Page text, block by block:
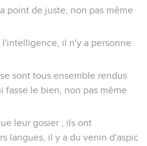
point de juste, non pas même
il n'y a personne
sont tous ensemble rendus
fasse le bien, non pas même
leur gosier ; ils ont
langues, il y a du venin d'aspic